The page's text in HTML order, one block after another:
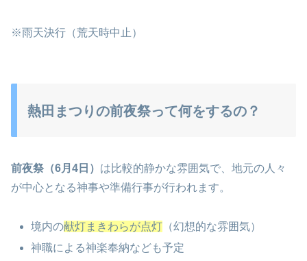
※雨天決行（荒天時中止）
熱田まつりの前夜祭って何をするの？
前夜祭（6月4日） は比較的静かな雰囲気で、地元の人々
が中心となる神事や準備行事が行われます。
境内の献灯まきわらが点灯 （幻想的な雰囲気）
神職による神楽奉納なども予定